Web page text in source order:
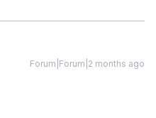
Forum|Forum|2 months ago